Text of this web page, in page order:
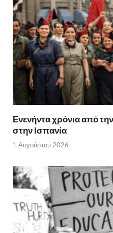
Ενενήντα χρόνια από
στην Ισπανία
1 Αυγούστου 2026